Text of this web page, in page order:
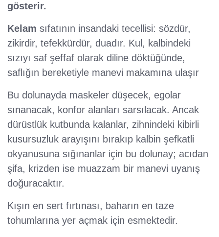
gösterir.
Kelam sıfatının insandaki tecellisi: sözdür,
zikirdir, tefekkürdür, duadır. Kul, kalbindeki
sızıyı saf şeffaf olarak diline döktüğünde,
saflığın bereketiyle manevi makamına ulaşır
Bu dolunayda maskeler düşecek, egolar
sınanacak, konfor alanları sarsılacak. Ancak
dürüstlük kutbunda kalanlar, zihnindeki kibirli
kusursuzluk arayışını bırakıp kalbin şefkatli
okyanusuna sığınanlar için bu dolunay; acıdan
şifa, krizden ise muazzam bir manevi uyanış
doğuracaktır.
Kışın en sert fırtınası, baharın en taze
tohumlarına yer açmak için esmektedir.